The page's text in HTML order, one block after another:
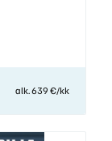
alk. 639 €/kk